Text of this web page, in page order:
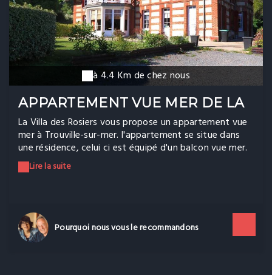
à 4.4 Km de chez nous
APPARTEMENT VUE MER DE LA
VILLA DES ROSIERS
La Villa des Rosiers vous propose un appartement vue
mer à Trouville-sur-mer. l'appartement se situe dans
une résidence, celui ci est équipé d'un balcon vue mer.
Une place de parking privé vous est réservé. Un tennis
à disposition, le tout au milieu d'un parc arboré et très
Lire la suite
Pourquoi nous vous le recommandons